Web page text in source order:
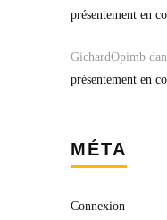
présentement en
GichardOpimb
présentement en
MÉTA
Connexion